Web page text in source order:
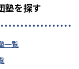
塾を探す
一覧